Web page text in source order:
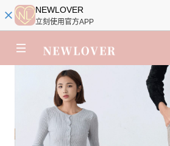
NEWLOVER
立刻使用官方APP